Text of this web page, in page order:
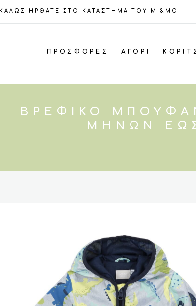
ΚΑΛΩΣ ΗΡΘΑΤΕ ΣΤΟ ΚΑΤΑΣΤΗΜΑ ΤΟΥ MI&MO!
ΠΡΟΣΦΟΡΈΣ ΑΓΌΡΙ
ΒΡΕΦΙΚΌ
ΜΗΝΏΝ